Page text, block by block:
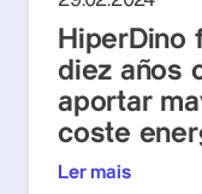
HiperDino
diez años
aportar
coste
Ler mais